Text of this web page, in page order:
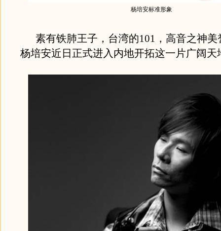
杨培安标准形象
素有铁肺王子，台湾的101，高音之神美
杨培安近日正式进入内地开拓这一片广阔天